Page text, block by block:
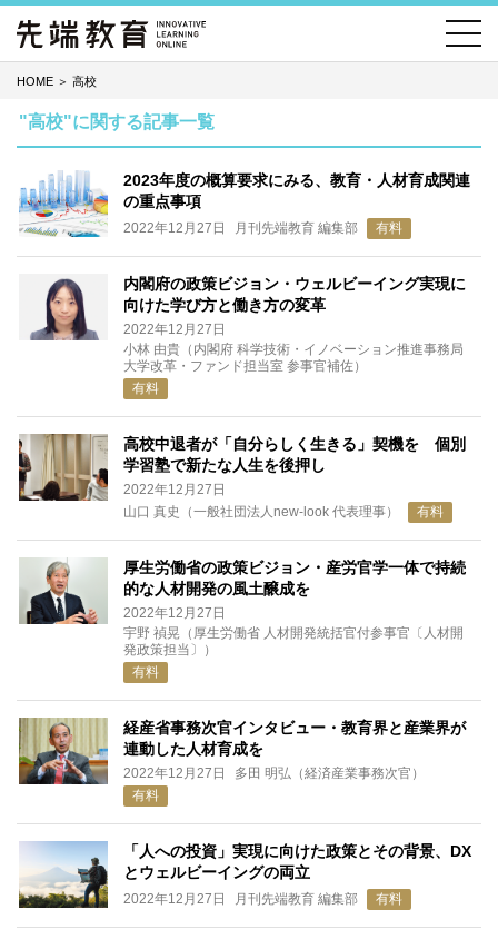
HOME ＞ 高校
"高校"に関する記事一覧
2023年度の概算要求にみる、教育・人材育成関連
の重点事項
2022年12月27日 月刊先端教育 編集部 有料
内閣府の政策ビジョン・ウェルビーイング実現に
向けた学び方と働き方の変革
2022年12月27日
小林 由貴（内閣府 科学技術・イノベーション推進事務局
大学改革・ファンド担当室 参事官補佐）
有料
高校中退者が「自分らしく生きる」契機を 個別
学習塾で新たな人生を後押し
2022年12月27日
山口 真史（一般社団法人new-look 代表理事）
有料
厚生労働省の政策ビジョン・産労官学一体で持続
的な人材開発の風土醸成を
2022年12月27日
宇野 禎晃（厚生労働省 人材開発統括官付参事官〔人材開
発政策担当〕）
有料
経産省事務次官インタビュー・教育界と産業界が
連動した人材育成を
2022年12月27日
多田 明弘（経済産業事務次官）
有料
「人への投資」実現に向けた政策とその背景、DX
とウェルビーイングの両立
2022年12月27日 月刊先端教育 編集部 有料